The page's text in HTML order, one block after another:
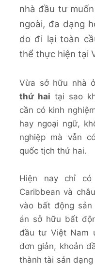
nhà đầu tư
ngoài, đa dạng
do đi lại toàn
thể thực hiện tại
Vừa sở hữu nhà
thứ hai tại sao
cần có kinh
hay ngoại ngữ,
nghiệp mà vẫn
quốc tịch thứ hai.
Hiện nay chỉ
Caribbean và
vào bất động sản
án sở hữu bất
đầu tư Việt Nam
đơn giản, khoản
thành tài sản